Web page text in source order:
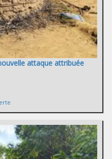
attaque attribuée